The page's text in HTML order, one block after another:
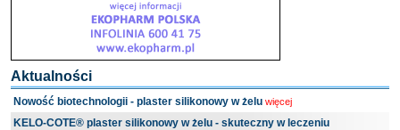
Aktualności
Nowość biotechnologii - plaster silikonowy w żelu więcej
KELO-COTE® plaster silikonowy w żelu - skuteczny w leczeniu